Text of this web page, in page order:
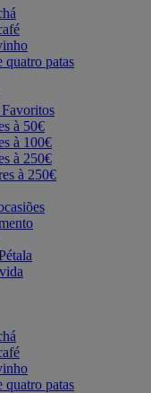
quatro patas
Favoritos
à 50€
à 100€
à 250€
à 250€
quatro patas